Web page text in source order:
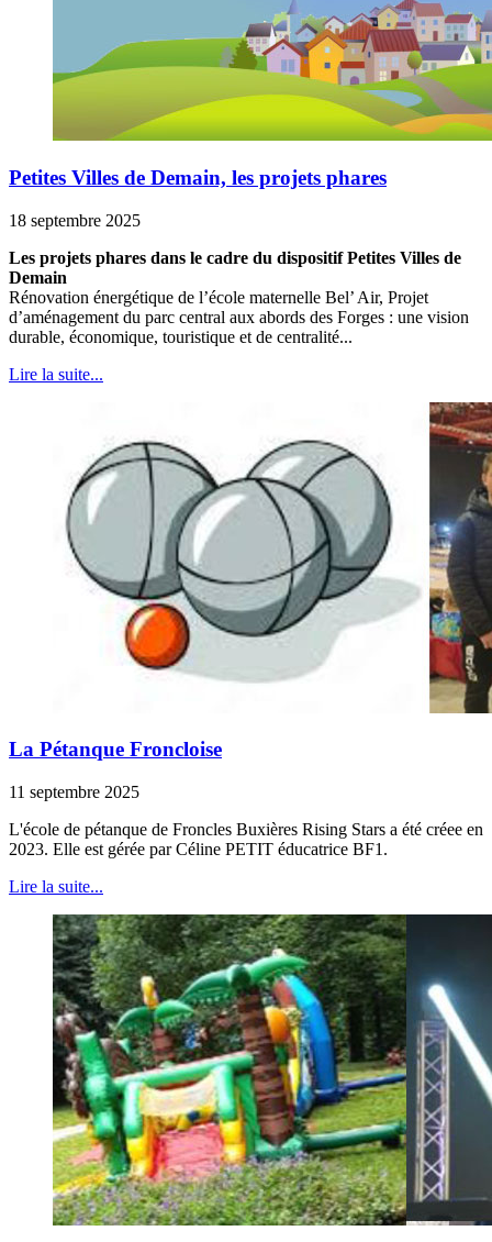
Petites Villes de Demain, les projets phares
18 septembre 2025
Les projets phares dans le cadre du dispositif Petites Villes de
Demain
Rénovation énergétique de l’école maternelle Bel’ Air, Projet
d’aménagement du parc central aux abords des Forges : une vision
durable, économique, touristique et de centralité...
Lire la suite...
La Pétanque Froncloise
11 septembre 2025
L'école de pétanque de Froncles Buxières Rising Stars a été créee en
2023. Elle est gérée par Céline PETIT éducatrice BF1.
Lire la suite...